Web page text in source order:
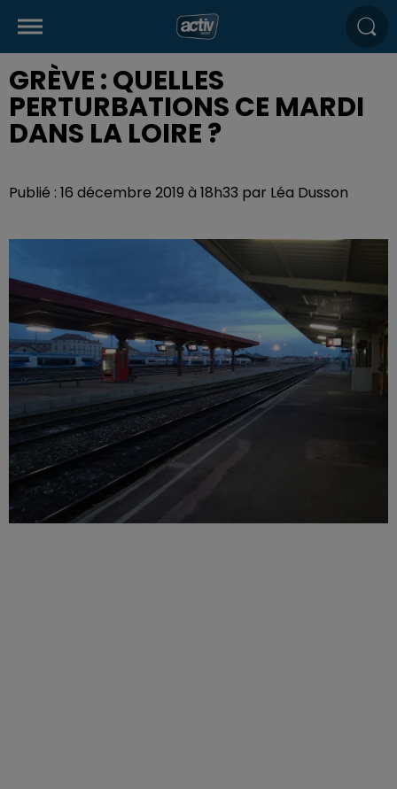
GRÈVE : QUELLES
PERTURBATIONS CE MARDI
DANS LA LOIRE ?
Publié : 16 décembre 2019 à 18h33 par Léa Dusson